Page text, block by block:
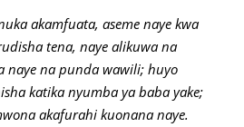
akamfuata, aseme naye kwa
tena, naye alikuwa na
naye na punda wawili; huyo
katika nyumba ya baba yake;
akafurahi kuonana naye.